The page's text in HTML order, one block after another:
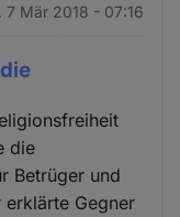
7 Mär 2018 - 07:16
die
Betrüger und
Gegner